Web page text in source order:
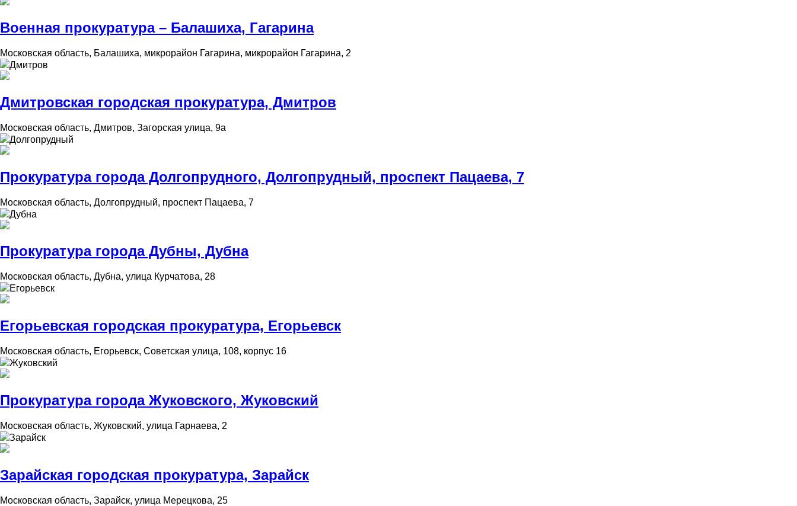
Военная прокуратура – Балашиха, Гагарина
Московская область, Балашиха, микрорайон Гагарина, микрорайон Гагарина, 2
Дмитров
Дмитровская городская прокуратура, Дмитров
Московская область, Дмитров, Загорская улица, 9а
Долгопрудный
Прокуратура города Долгопрудного, Долгопрудный, проспект Пацаева, 7
Московская область, Долгопрудный, проспект Пацаева, 7
Дубна
Прокуратура города Дубны, Дубна
Московская область, Дубна, улица Курчатова, 28
Егорьевск
Егорьевская городская прокуратура, Егорьевск
Московская область, Егорьевск, Советская улица, 108, корпус 16
Жуковский
Прокуратура города Жуковского, Жуковский
Московская область, Жуковский, улица Гарнаева, 2
Зарайск
Зарайская городская прокуратура, Зарайск
Московская область, Зарайск, улица Мерецкова, 25